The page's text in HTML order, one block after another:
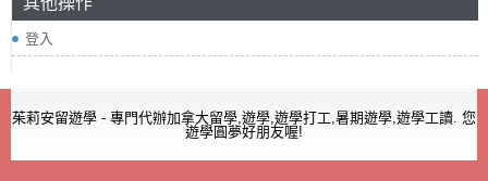
登入
茱莉安留遊學 - 專門代辦加拿大留學,遊學,遊學打工,暑期遊學,遊學工讀. 您
遊學圓夢好朋友喔!